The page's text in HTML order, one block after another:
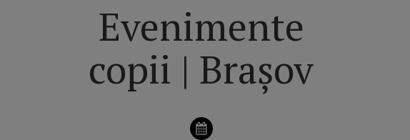
Evenimente
copii | Brașov